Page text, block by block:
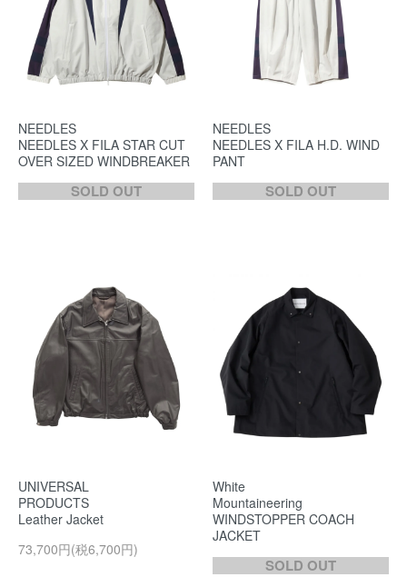
NEEDLES
NEEDLES X FILA STAR CUT
OVER SIZED WINDBREAKER
SOLD OUT
NEEDLES
NEEDLES X FILA H.D. WIND
PANT
SOLD OUT
UNIVERSAL
PRODUCTS
Leather Jacket
73,700円(税6,700円)
White
Mountaineering
WINDSTOPPER COACH
JACKET
SOLD OUT